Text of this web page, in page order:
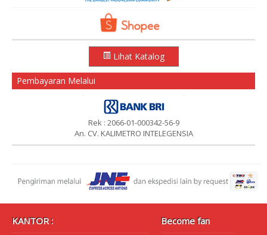
Lihat Katalog
Pembayaran Melalui
Rek : 2066-01-000342-56-9
An. CV. KALIMETRO INTELEGENSIA
KANTOR : Become fan